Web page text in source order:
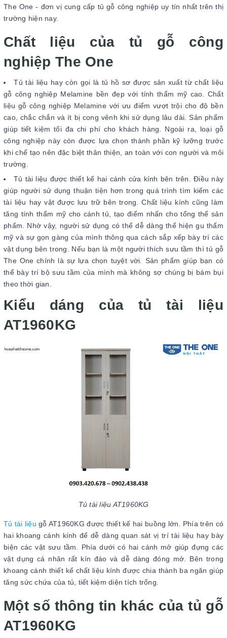
The One - đơn vị cung cấp tủ gỗ công nghiệp uy tín nhất trên thị
trường hiện nay.
Chất liệu của tủ gỗ công
nghiệp The One
Tủ tài liệu hay còn gọi là tủ hồ sơ được sản xuất từ chất liệu
gỗ công nghiệp Melamine bền đẹp với tính thẩm mỹ cao. Chất
liệu gỗ công nghiệp Melamine với ưu điểm vượt trội cho độ bền
cao, chắc chắn và ít bị cong vênh khi sử dụng lâu dài. Sản phẩm
giúp tiết kiệm tối đa chi phí cho khách hàng. Ngoài ra, loại gỗ
công nghiệp này còn được lựa chọn thành phần kỹ lưỡng trước
khi chế tạo nên đặc biệt thân thiện, an toàn với con người và môi
trường.
Tủ tài liệu được thiết kế hai cánh cửa kính bên trên. Điều này
giúp người sử dụng thuận tiện hơn trong quá trình tìm kiếm các
tài liệu hay vật được lưu trữ bên trong. Chất liệu kính cũng làm
tăng tính thẩm mỹ cho cánh tủ, tạo điểm nhấn cho tổng thể sản
phẩm. Nhờ vậy, người sử dụng có thể dễ dàng thể hiện gu thẩm
mỹ và sự gọn gàng của mình thông qua cách sắp xếp bày trí các
vật dụng bên trong. Nếu bạn là một người thích sưu tầm thì tủ gỗ
The One chính là sự lựa chọn tuyệt vời. Sản phẩm giúp bạn có
thể bày trí bộ sưu tầm của mình mà không sợ chúng bị bám bụi
theo thời gian.
Kiểu dáng của tủ tài liệu
AT1960KG
Tủ tài liệu AT1960KG
Tủ tài liệu gỗ AT1960KG được thiết kế hai buồng lớn. Phía trên có
hai khoang cánh kính để dễ dàng quan sát vị trí tài liệu hay bày
biện các vật sưu tầm. Phía dưới có hai cánh mở giúp đựng các
vật dụng cá nhân rất kín đáo và dễ dàng đóng mở. Bên trong
khoang cánh thiết kế chất liệu kính được chia thành ba ngăn giúp
tăng sức chứa của tủ, tiết kiệm diện tích trống.
Một số thông tin khác của tủ gỗ
AT1960KG